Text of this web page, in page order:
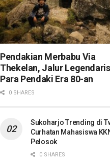
Pendakian Merbabu Via
Thekelan, Jalur
Para Pendaki Era 80-an
0 SHARES
Sukoharjo Trending di
Curhatan Mahasiswa
Pelosok
0 SHARES